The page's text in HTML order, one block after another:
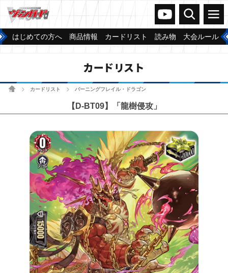
ヴァンガードch
検索 メニュー
はじめての方へ 商品情報 カードリスト 読み物 大会ルール
カードリスト
ホームカードリスト バーニングフレイル・ドラゴン
【D-BT09】「龍樹侵攻」